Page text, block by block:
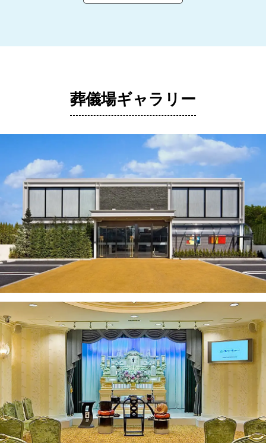
葬儀場ギャラリー